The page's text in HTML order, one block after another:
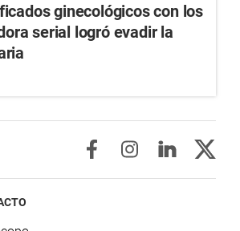
ginecológicos con los
serial logró evadir la